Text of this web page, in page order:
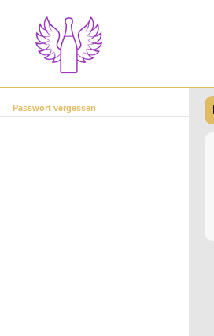
Passwort vergessen